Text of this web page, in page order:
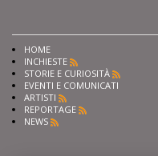
HOME
INCHIESTE
STORIE E CURIOSITÀ
EVENTI E COMUNICATI
ARTISTI
REPORTAGE
NEWS